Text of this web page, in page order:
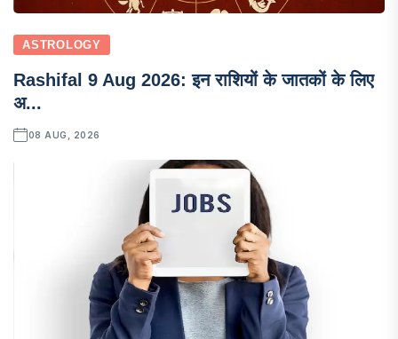
ASTROLOGY
Rashifal 9 Aug 2026: इन राशियों के जातकों के लिए
अ...
08 AUG, 2026